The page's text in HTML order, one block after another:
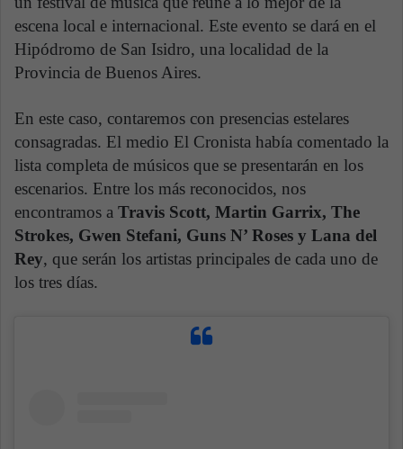
escena local e internacional. Este evento se dará en el
Hipódromo de San Isidro, una localidad de la
Provincia de Buenos Aires.
En este caso, contaremos con presencias estelares
consagradas. El medio El Cronista había comentado la
lista completa de músicos que se presentarán en los
escenarios. Entre los más reconocidos, nos
encontramos a Travis Scott, Martin Garrix, The
Strokes, Gwen Stefani, Guns N’ Roses y Lana del
Rey, que serán los artistas principales de cada uno de
los tres días.